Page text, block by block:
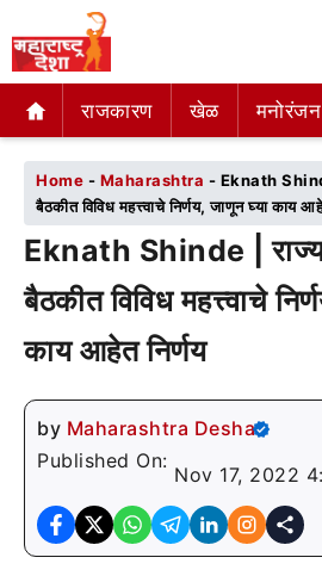
राजकारण खेळ मनोरंजन
राजकारण खेळ मनोरंजन
Home - Maharashtra - Eknath
बैठकीत विविध महत्त्वाचे निर्णय, जाणून घ्या काय
Eknath Shinde | राज्य
बैठकीत विविध महत्त्वाचे
काय आहेत निर्णय
by Maharashtra Desha
Published On:
Nov 17, 2022